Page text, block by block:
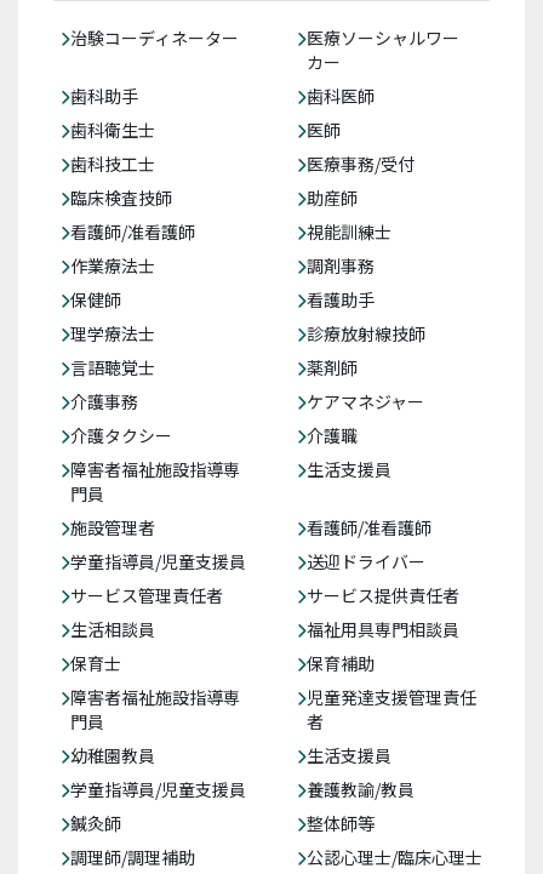
治験コーディネーター
医療ソーシャルワー
カー
歯科助手
歯科医師
歯科衛生士
医師
歯科技工士
医療事務/受付
臨床検査技師
助産師
看護師/准看護師
視能訓練士
作業療法士
調剤事務
保健師
看護助手
理学療法士
診療放射線技師
言語聴覚士
薬剤師
介護事務
ケアマネジャー
介護タクシー
介護職
障害者福祉施設指導専
門員
生活支援員
施設管理者
看護師/准看護師
学童指導員/児童支援員
送迎ドライバー
サービス管理責任者
サービス提供責任者
生活相談員
福祉用具専門相談員
保育士
保育補助
障害者福祉施設指導専
門員
児童発達支援管理責任
者
幼稚園教員
生活支援員
学童指導員/児童支援員
養護教諭/教員
鍼灸師
整体師等
調理師/調理補助
公認心理士/臨床心理士